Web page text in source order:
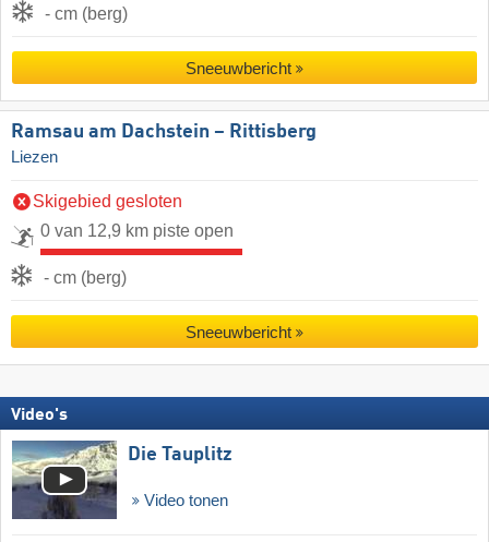
- cm (berg)
Sneeuwbericht
Ramsau am Dachstein – Rittisberg
Liezen
Skigebied gesloten
0 van 12,9 km piste open
- cm (berg)
Sneeuwbericht
Video's
Die Tauplitz
Video tonen